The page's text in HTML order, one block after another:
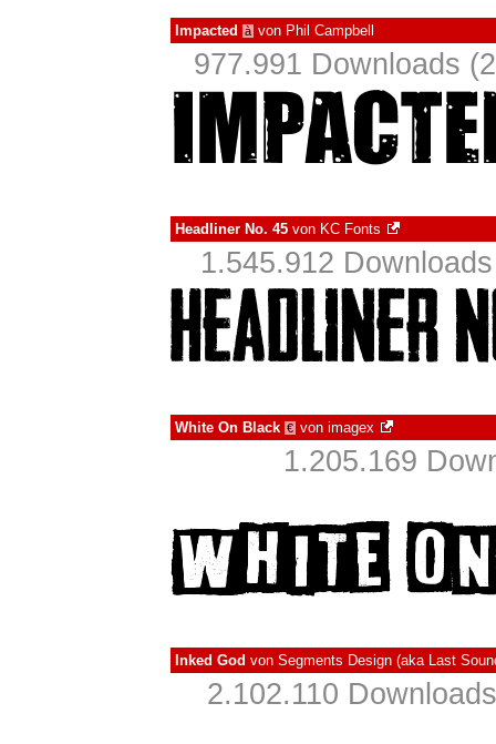
Impacted à von Phil Campbell
977.991 Downloads
Headliner No. 45 von KC Fonts
1.545.912
White On Black € von imagex
1.205.169
Inked God von Segments Design (aka Last
2.102.110